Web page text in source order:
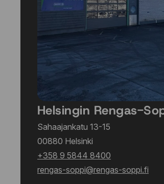
Helsingin Rengas-
Sahaajankatu 13-15
00880 Helsinki
+358 9 5844 8400
rengas-soppi@rengas-soppi.fi